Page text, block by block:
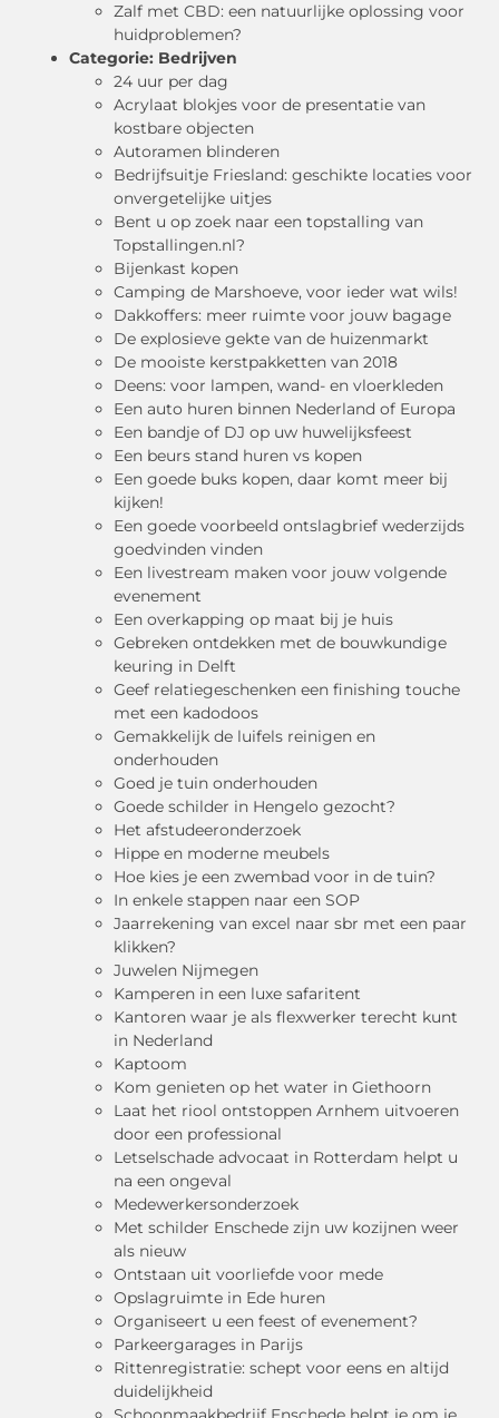
Zalf met CBD: een natuurlijke oplossing voor
huidproblemen?
Categorie: Bedrijven
24 uur per dag
Acrylaat blokjes voor de presentatie van
kostbare objecten
Autoramen blinderen
Bedrijfsuitje Friesland: geschikte locaties voor
onvergetelijke uitjes
Bent u op zoek naar een topstalling van
Topstallingen.nl?
Bijenkast kopen
Camping de Marshoeve, voor ieder wat wils!
Dakkoffers: meer ruimte voor jouw bagage
De explosieve gekte van de huizenmarkt
De mooiste kerstpakketten van 2018
Deens: voor lampen, wand- en vloerkleden
Een auto huren binnen Nederland of Europa
Een bandje of DJ op uw huwelijksfeest
Een beurs stand huren vs kopen
Een goede buks kopen, daar komt meer bij
kijken!
Een goede voorbeeld ontslagbrief wederzijds
goedvinden vinden
Een livestream maken voor jouw volgende
evenement
Een overkapping op maat bij je huis
Gebreken ontdekken met de bouwkundige
keuring in Delft
Geef relatiegeschenken een finishing touche
met een kadodoos
Gemakkelijk de luifels reinigen en
onderhouden
Goed je tuin onderhouden
Goede schilder in Hengelo gezocht?
Het afstudeeronderzoek
Hippe en moderne meubels
Hoe kies je een zwembad voor in de tuin?
In enkele stappen naar een SOP
Jaarrekening van excel naar sbr met een paar
klikken?
Juwelen Nijmegen
Kamperen in een luxe safaritent
Kantoren waar je als flexwerker terecht kunt
in Nederland
Kaptoom
Kom genieten op het water in Giethoorn
Laat het riool ontstoppen Arnhem uitvoeren
door een professional
Letselschade advocaat in Rotterdam helpt u
na een ongeval
Medewerkersonderzoek
Met schilder Enschede zijn uw kozijnen weer
als nieuw
Ontstaan uit voorliefde voor mede
Opslagruimte in Ede huren
Organiseert u een feest of evenement?
Parkeergarages in Parijs
Rittenregistratie: schept voor eens en altijd
duidelijkheid